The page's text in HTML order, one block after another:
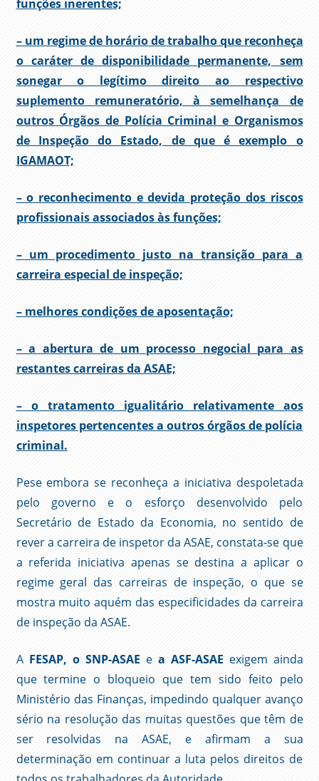
funções inerentes;
– um regime de horário de trabalho que reconheça
o caráter de disponibilidade permanente, sem
sonegar o legítimo direito ao respectivo
suplemento remuneratório, à semelhança de
outros Órgãos de Polícia Criminal e Organismos
de Inspeção do Estado, de que é exemplo o
IGAMAOT;
– o reconhecimento e devida proteção dos riscos
profissionais associados às funções;
– um procedimento justo na transição para a
carreira especial de inspeção;
– melhores condições de aposentação;
– a abertura de um processo negocial para as
restantes carreiras da ASAE;
– o tratamento igualitário relativamente aos
inspetores pertencentes a outros órgãos de polícia
criminal.
Pese embora se reconheça a iniciativa despoletada
pelo governo e o esforço desenvolvido pelo
Secretário de Estado da Economia, no sentido de
rever a carreira de inspetor da ASAE, constata-se que
a referida iniciativa apenas se destina a aplicar o
regime geral das carreiras de inspeção, o que se
mostra muito aquém das especificidades da carreira
de inspeção da ASAE.
A FESAP, o SNP-ASAE e a ASF-ASAE exigem ainda
que termine o bloqueio que tem sido feito pelo
Ministério das Finanças, impedindo qualquer avanço
sério na resolução das muitas questões que têm de
ser resolvidas na ASAE, e afirmam a sua
determinação em continuar a luta pelos direitos de